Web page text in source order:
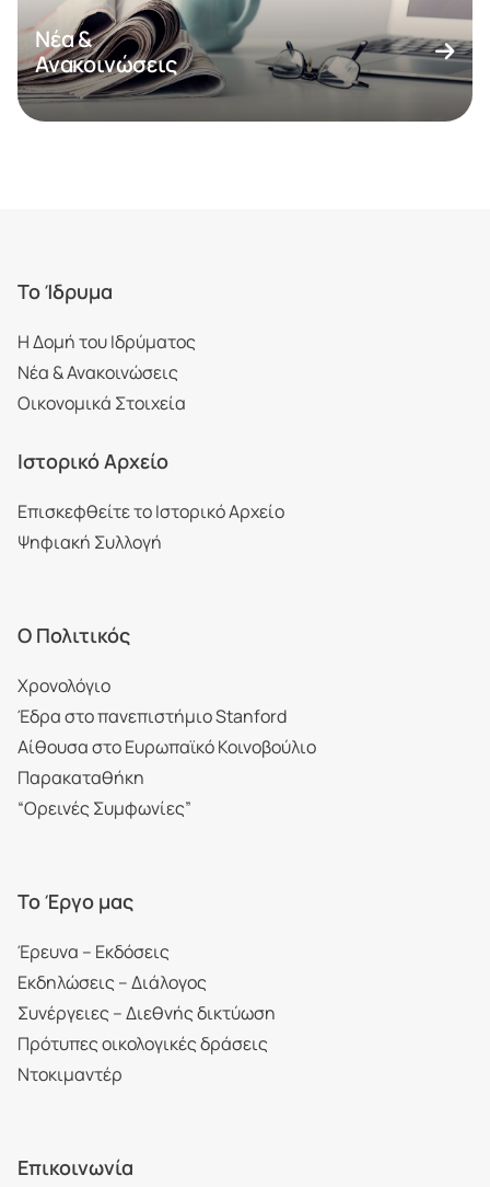
Νέα &
Ανακοινώσεις
Το Ίδρυμα
Η Δομή του Ιδρύματος
Νέα & Ανακοινώσεις
Οικονομικά Στοιχεία
Ιστορικό Αρχείο
Επισκεφθείτε το Ιστορικό Αρχείο
Ψηφιακή Συλλογή
Ο Πολιτικός
Χρονολόγιο
Έδρα στο πανεπιστήμιο Stanford
Αίθουσα στο Ευρωπαϊκό Κοινοβούλιο
Παρακαταθήκη
“Ορεινές Συμφωνίες”
Το Έργο μας
Έρευνα – Εκδόσεις
Εκδηλώσεις – Διάλογος
Συνέργειες – Διεθνής δικτύωση
Πρότυπες οικολογικές δράσεις
Ντοκιμαντέρ
Επικοινωνία